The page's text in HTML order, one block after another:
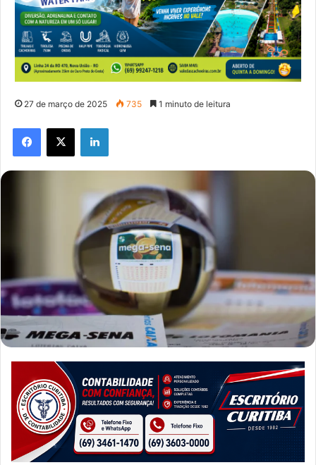
27 de março de 2025 735 1 minuto de leitura
Facebook
X Linkedin